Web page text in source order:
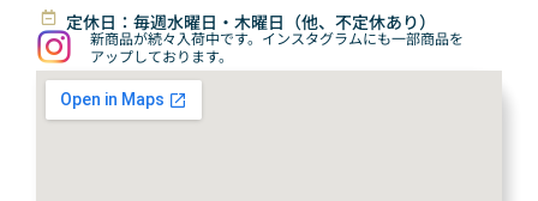
定休日：毎週水曜日・木曜日（他、不定休あり）
新商品が続々入荷中です。インスタグラムにも一部商品を
アップしております。